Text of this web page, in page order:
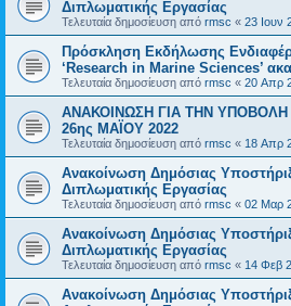
Διπλωματικής Εργασίας
Τελευταία δημοσίευση από rmsc « 23 Ιουν
Πρόσκληση Εκδήλωσης
‘Research in Marine Sciences’
Τελευταία δημοσίευση από rmsc « 20 Απρ
ΑΝΑΚΟΙΝΩΣΗ ΓΙΑ ΤΗΝ
26ης ΜΑΪΟΥ 2022
Τελευταία δημοσίευση από rmsc « 18 Απρ
Ανακοίνωση Δημόσιας
Διπλωματικής Εργασίας
Τελευταία δημοσίευση από rmsc « 02 Μαρ
Ανακοίνωση Δημόσιας
Διπλωματικής Εργασίας
Τελευταία δημοσίευση από rmsc « 14 Φεβ
Ανακοίνωση Δημόσιας